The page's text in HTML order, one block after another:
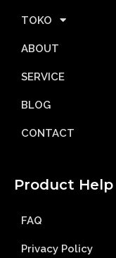
TOKO
ABOUT
SERVICE
BLOG
CONTACT
Product Help
FAQ
Privacy Policy